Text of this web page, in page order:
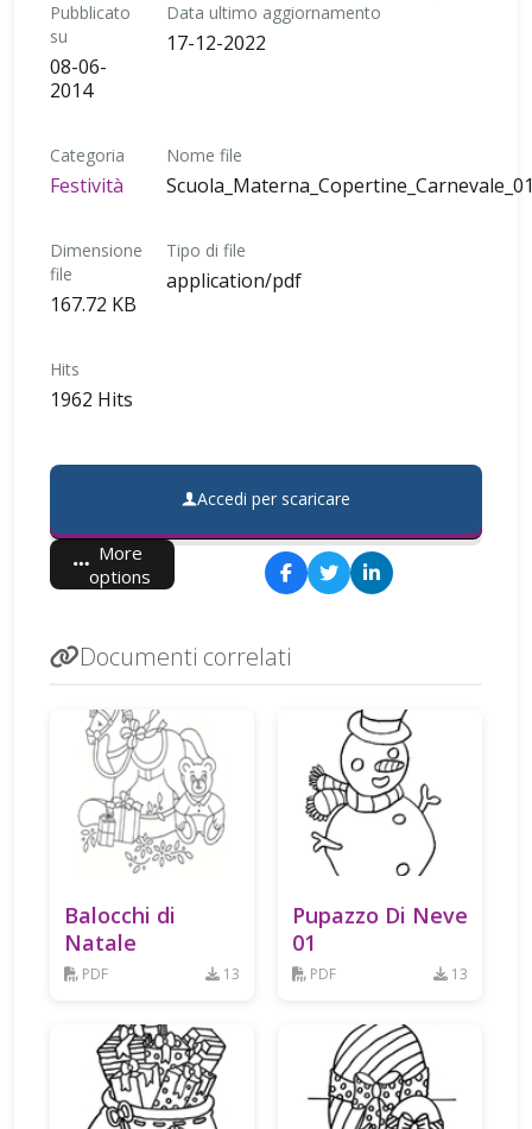
Pubblicato
su
08-06-
2014
Data ultimo aggiornamento
17-12-2022
Categoria
Festività
Nome file
Dimensione
file
167.72 KB
Tipo di file
application/pdf
Hits
1962 Hits
Accedi per scaricare
More
options
Documenti correlati
Balocchi di
Natale
PDF 13
Pupazzo Di Neve
01
PDF 13